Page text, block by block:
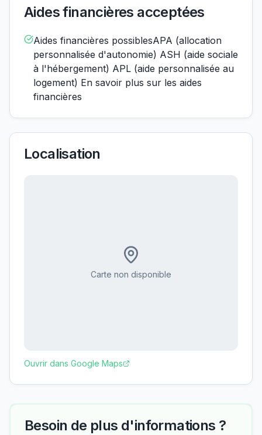
Aides financières acceptées
Aides financières possiblesAPA (allocation
personnalisée d'autonomie) ASH (aide sociale
à l'hébergement) APL (aide personnalisée au
logement) En savoir plus sur les aides
financières
Localisation
Carte non disponible
Ouvrir dans Google Maps
Besoin de plus d'informations ?